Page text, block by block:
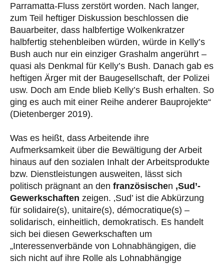
Parramatta-Fluss zerstört worden. Nach langer,
zum Teil heftiger Diskussion beschlossen die
Bauarbeiter, dass halbfertige Wolkenkratzer
halbfertig stehenbleiben würden, würde in Kelly’s
Bush auch nur ein einziger Grashalm angerührt –
quasi als Denkmal für Kelly’s Bush. Danach gab es
heftigen Ärger mit der Baugesellschaft, der Polizei
usw. Doch am Ende blieb Kelly’s Bush erhalten. So
ging es auch mit einer Reihe anderer Bauprojekte“
(Dietenberger 2019).
Was es heißt, dass Arbeitende ihre
Aufmerksamkeit über die Bewältigung der Arbeit
hinaus auf den sozialen Inhalt der Arbeitsprodukte
bzw. Dienstleistungen ausweiten, lässt sich
politisch prägnant an den französischen ‚Sud’-
Gewerkschaften zeigen. ‚Sud’ ist die Abkürzung
für solidaire(s), unitaire(s), démocratique(s) –
solidarisch, einheitlich, demokratisch. Es handelt
sich bei diesen Gewerkschaften um
„Interessenverbände von Lohnabhängigen, die
sich nicht auf ihre Rolle als Lohnabhängige